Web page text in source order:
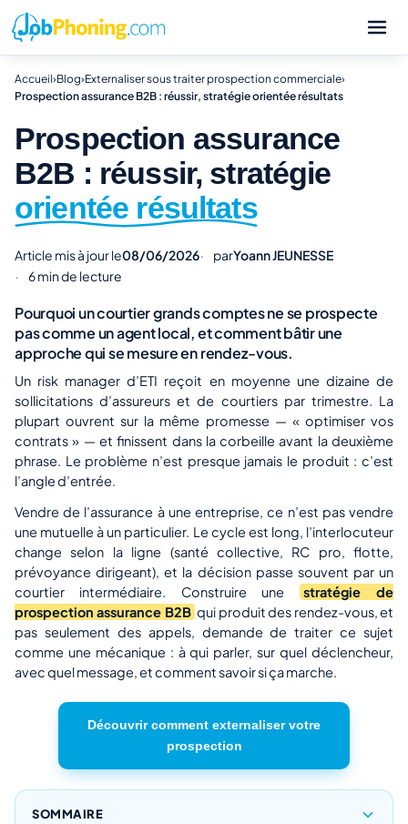
Accueil›Blog›Externaliser sous traiter prospection commerciale›
Prospection assurance B2B : réussir, stratégie orientée résultats
Prospection assurance
B2B : réussir, stratégie
orientée résultats
Article mis à jour le08/06/2026 parYoann JEUNESSE
6 min de lecture
Pourquoi un courtier grands comptes ne se prospecte
pas comme un agent local, et comment bâtir une
approche qui se mesure en rendez-vous.
Un risk manager d’ETI reçoit en moyenne une dizaine de
sollicitations d’assureurs et de courtiers par trimestre. La
plupart ouvrent sur la même promesse — « optimiser vos
contrats » — et finissent dans la corbeille avant la deuxième
phrase. Le problème n’est presque jamais le produit : c’est
l’angle d’entrée.
Vendre de l’assurance à une entreprise, ce n’est pas vendre
une mutuelle à un particulier. Le cycle est long, l’interlocuteur
change selon la ligne (santé collective, RC pro, flotte,
prévoyance dirigeant), et la décision passe souvent par un
courtier intermédiaire. Construire une
stratégie de
prospection assurance B2B qui produit des rendez-vous, et
pas seulement des appels, demande de traiter ce sujet
comme une mécanique : à qui parler, sur quel déclencheur,
avec quel message, et comment savoir si ça marche.
Découvrir comment externaliser votre
prospection
SOMMAIRE